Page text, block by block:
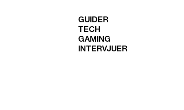
GUIDER
TECH
GAMING
INTERVJUER